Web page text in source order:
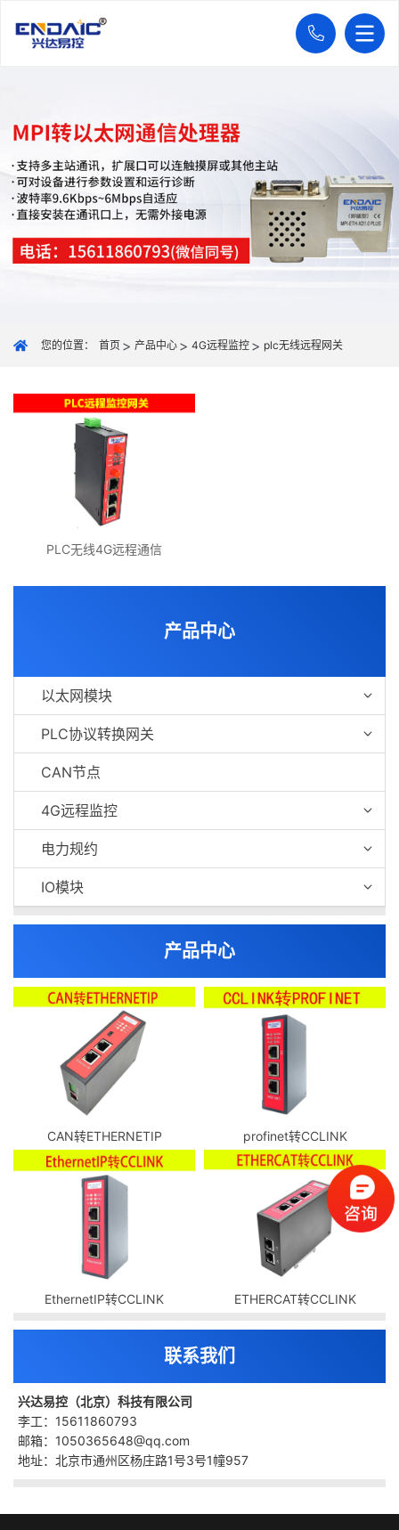
您的位置： 首页 产品中心 4G远程监控 plc无线远程网关
产品中心
以太网模块
PLC协议转换网关
CAN节点
4G远程监控
电力规约
IO模块
产品中心
CAN转ETHERNETIP profinet转CCLINK
EthernetIP转CCLINK ETHERCAT转CCLINK
联系我们
兴达易控（北京）科技有限公司
李工：15611860793
邮箱：1050365648@qq.com
地址：北京市通州区杨庄路1号3号1幢957
PLC无线4G远程通信